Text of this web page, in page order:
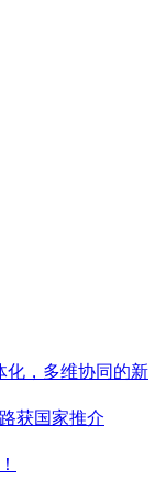
化，多维协同的新
获国家推介